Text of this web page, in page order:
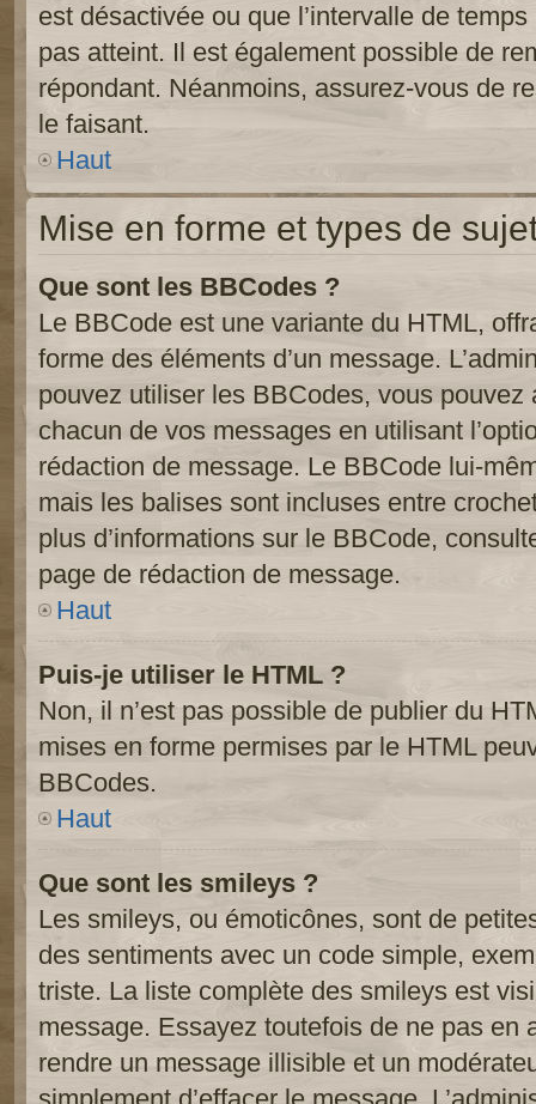
est désactivée ou que l’intervalle de
pas atteint. Il est également possible de
répondant. Néanmoins, assurez-vous de
le faisant.
Haut
Mise en forme et types de
Que sont les BBCodes ?
Le BBCode est une variante du HTML,
forme des éléments d’un message.
pouvez utiliser les BBCodes, vous
chacun de vos messages en utilisant
rédaction de message. Le BBCode lui-
mais les balises sont incluses entre
plus d’informations sur le BBCode,
page de rédaction de message.
Haut
Puis-je utiliser le HTML ?
Non, il n’est pas possible de publier du
mises en forme permises par le HTML
BBCodes.
Haut
Que sont les smileys ?
Les smileys, ou émoticônes, sont de
des sentiments avec un code simple,
triste. La liste complète des smileys est
message. Essayez toutefois de ne pas en
rendre un message illisible et un